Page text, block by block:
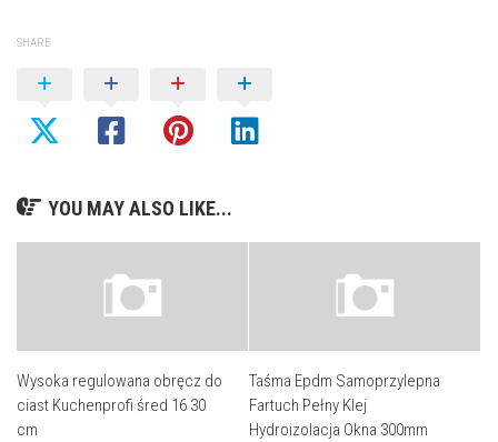
SHARE
YOU MAY ALSO LIKE...
Wysoka regulowana obręcz do
ciast Kuchenprofi śred 16 30
cm
Taśma Epdm Samoprzylepna
Fartuch Pełny Klej
Hydroizolacja Okna 300mm